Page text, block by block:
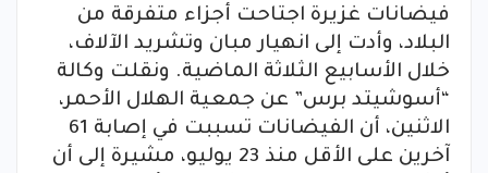
فيضانات غزيرة اجتاحت أجزاء متفرقة من
البلاد، وأدت إلى انهيار مبان وتشريد الآلاف،
خلال الأسابيع الثلاثة الماضية. ونقلت وكالة
“أسوشيتد برس” عن جمعية الهلال الأحمر،
الاثنين، أن الفيضانات تسببت في إصابة 61
آخرين على الأقل منذ 23 يوليو، مشيرة إلى أن